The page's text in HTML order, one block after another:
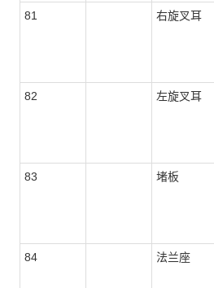
81 右旋叉耳
82 左旋叉耳
83 堵板
84 法兰座